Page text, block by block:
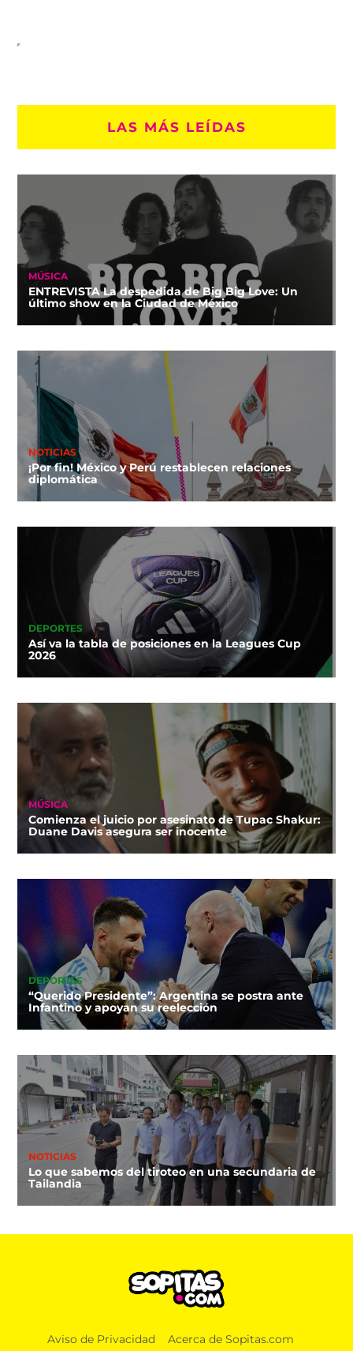
LAS MÁS LEÍDAS
MÚSICA
ENTREVISTA La despedida de Big Big Love: Un
último show en la Ciudad de México
NOTICIAS
¡Por fin! México y Perú restablecen relaciones
diplomática
DEPORTES
Así va la tabla de posiciones en la Leagues Cup
2026
MÚSICA
Comienza el juicio por asesinato de Tupac Shakur:
Duane Davis asegura ser inocente
DEPORTES
“Querido Presidente”: Argentina se postra ante
Infantino y apoyan su reelección
NOTICIAS
Lo que sabemos del tiroteo en una secundaria de
Tailandia
Aviso de Privacidad Acerca de Sopitas.com